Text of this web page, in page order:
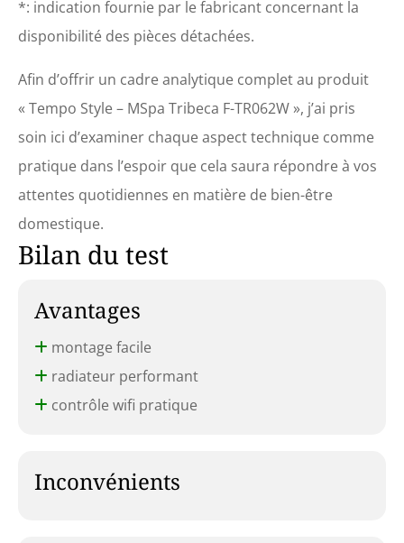
*: indication fournie par le fabricant concernant la
disponibilité des pièces détachées.
Afin d’offrir un cadre analytique complet au produit
« Tempo Style – MSpa Tribeca F-TR062W », j’ai pris
soin ici d’examiner chaque aspect technique comme
pratique dans l’espoir que cela saura répondre à vos
attentes quotidiennes en matière de bien-être
domestique.
Bilan du test
Avantages
montage facile
radiateur performant
contrôle wifi pratique
Inconvénients